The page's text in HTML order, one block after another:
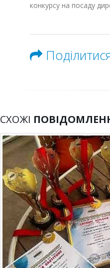
конкурсу на посаду
СХОЖІ